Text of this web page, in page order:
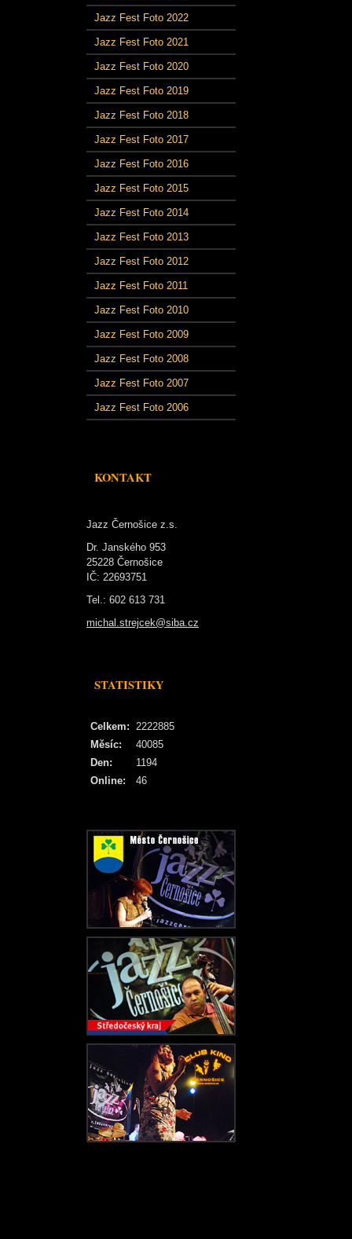
Jazz Fest Foto 2022
Jazz Fest Foto 2021
Jazz Fest Foto 2020
Jazz Fest Foto 2019
Jazz Fest Foto 2018
Jazz Fest Foto 2017
Jazz Fest Foto 2016
Jazz Fest Foto 2015
Jazz Fest Foto 2014
Jazz Fest Foto 2013
Jazz Fest Foto 2012
Jazz Fest Foto 2011
Jazz Fest Foto 2010
Jazz Fest Foto 2009
Jazz Fest Foto 2008
Jazz Fest Foto 2007
Jazz Fest Foto 2006
KONTAKT
Jazz Černošice z.s.
Dr. Janského 953
25228 Černošice
IČ: 22693751
Tel.: 602 613 731
michal.strejcek@siba.cz
STATISTIKY
Online: 46
Celkem: 2222885
Měsíc:
40085
Den:
1194